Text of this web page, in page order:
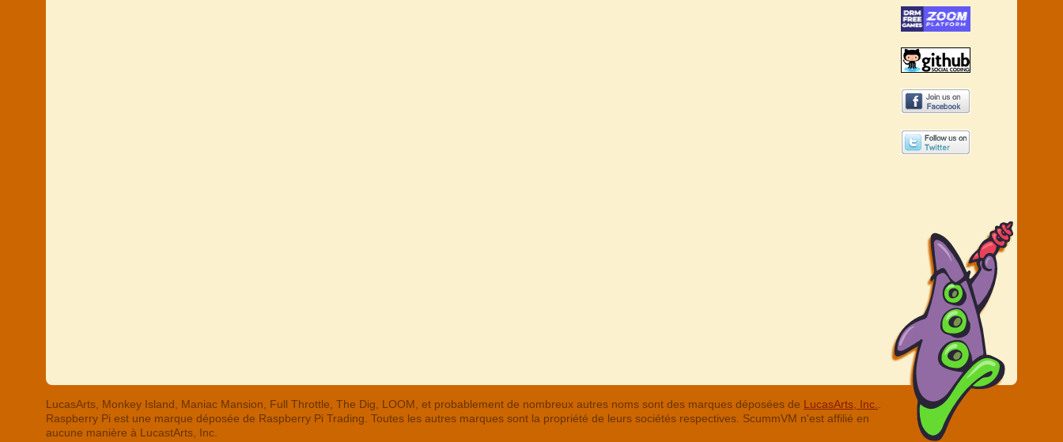
LucasArts, Monkey Island, Maniac Mansion, Full Throttle, The Dig, LOOM, et probablement de nombreux autres noms sont des marques déposées de LucasArts, Inc.
Raspberry Pi est une marque déposée de Raspberry Pi Trading. Toutes les autres marques sont la propriété de leurs sociétés respectives. ScummVM n'est affilié en
aucune manière à LucastArts, Inc.